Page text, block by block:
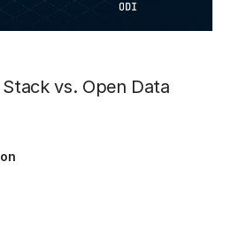
vs. Open Data